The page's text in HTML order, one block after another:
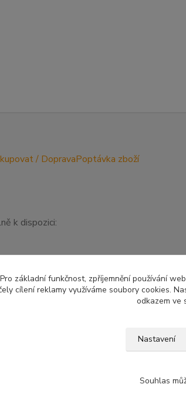
/ DopravaPoptávka zboží
k dispozici:
Pro základní funkčnost, zpříjemnění používání
cílení reklamy využíváme soubory cookies.
odkazem ve
Nastavení
Souhlas